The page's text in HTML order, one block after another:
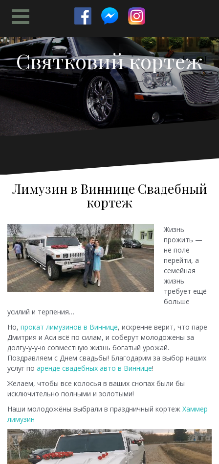
содержимому
Святковий кортеж
Лимузин в Виннице Свадебный
кортеж
Жизнь
прожить —
не поле
перейти, а
семейная
жизнь
требует ещё
больше
усилий и терпения…
Но, прокат лимузинов в Виннице, искренне верит, что паре
Дмитрия и Аси всё по силам, и соберут молодожены за
долгу-у-у-ю совместную жизнь богатый урожай.
Поздравляем с Днем свадьбы! Благодарим за выбор наших
услуг по аренде свадебных авто в Виннице!
Желаем, чтобы все колосья в ваших снопах были бы
исключительно полными и золотыми!
Наши молодожёны выбрали в праздничный кортеж Хаммер
лимузин
Видеоплеер